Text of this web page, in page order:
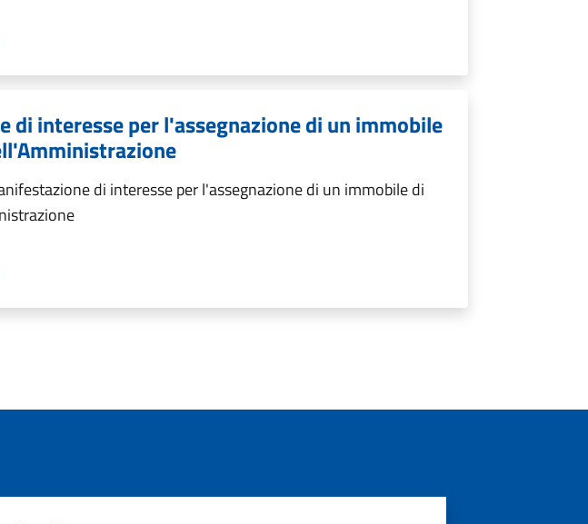
di interesse per l'assegnazione di un immobile
di interesse per l'assegnazione di un immobile di